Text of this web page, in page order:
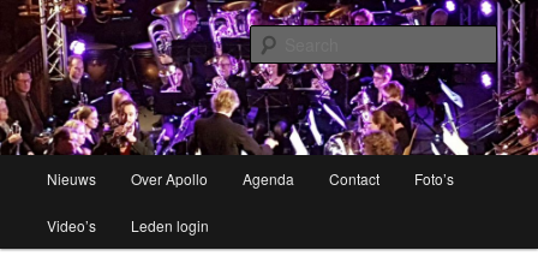
Apollo Grou
Brassband
Skip
to
Nieuws Over Apollo Agenda Contact Foto’s
Video’s Leden login